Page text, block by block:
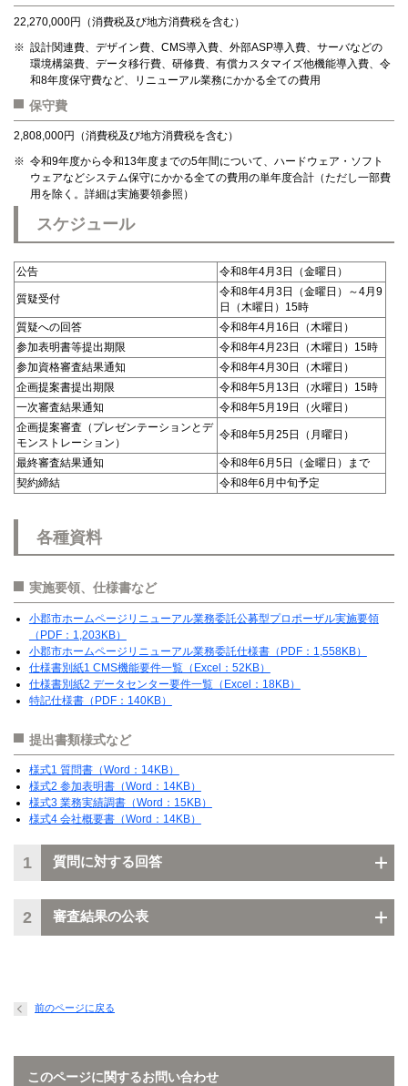
22,270,000円（消費税及び地方消費税を含む）
設計関連費、デザイン費、CMS導入費、外部ASP導入費、サーバなどの
環境構築費、データ移行費、研修費、有償カスタマイズ他機能導入費、令
和8年度保守費など、リニューアル業務にかかる全ての費用
保守費
2,808,000円（消費税及び地方消費税を含む）
令和9年度から令和13年度までの5年間について、ハードウェア・ソフト
ウェアなどシステム保守にかかる全ての費用の単年度合計（ただし一部費
用を除く。詳細は実施要領参照）
スケジュール
公告 令和8年4月3日（金曜日）
質疑受付
令和8年4月3日（金曜日）～4月9
日（木曜日）15時
質疑への回答
令和8年4月16日（木曜日）
参加表明書等提出期限
令和8年4月23日（木曜日）15時
参加資格審査結果通知
令和8年4月30日（木曜日）
企画提案書提出期限
令和8年5月13日（水曜日）15時
一次審査結果通知
令和8年5月19日（火曜日）
企画提案審査（プレゼンテーションとデ
モンストレーション）
令和8年5月25日（月曜日）
最終審査結果通知
令和8年6月5日（金曜日）まで
契約締結
令和8年6月中旬予定
各種資料
実施要領、仕様書など
小郡市ホームページリニューアル業務委託公募型プロポーザル実施要領
（PDF：1,203KB）
小郡市ホームページリニューアル業務委託仕様書（PDF：1,558KB）
仕様書別紙1 CMS機能要件一覧（Excel：52KB）
仕様書別紙2 データセンター要件一覧（Excel：18KB）
特記仕様書（PDF：140KB）
提出書類様式など
様式1 質問書（Word：14KB）
様式2 参加表明書（Word：14KB）
様式3 業務実績調書（Word：15KB）
様式4 会社概要書（Word：14KB）
1 質問に対する回答
2 審査結果の公表
前のページに戻る
このページに関するお問い合わせ